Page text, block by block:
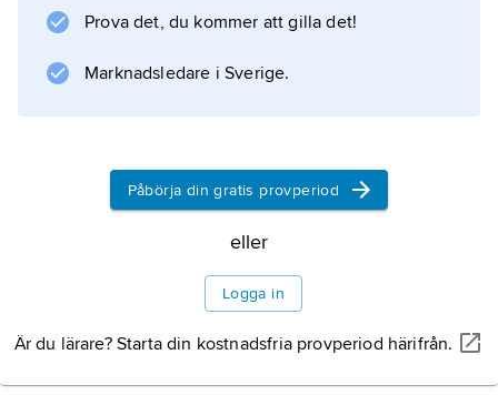
eller 1200-talet av två kronor, en bysantinsk
pärlor och slipade ädelstenar. I Sverige finns
Prova det, du kommer att gilla det!
Marknadsledare i Sverige.
Påbörja din gratis provperiod
eller
Logga in
Är du lärare? Starta din kostnadsfria provperiod härifrån.